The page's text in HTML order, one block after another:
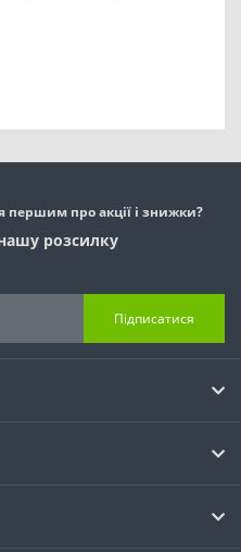
першим про акції і знижки?
розсилку
Підписатися